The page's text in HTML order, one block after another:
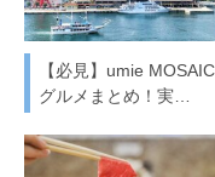
【必見】umie
グルメまとめ！実…